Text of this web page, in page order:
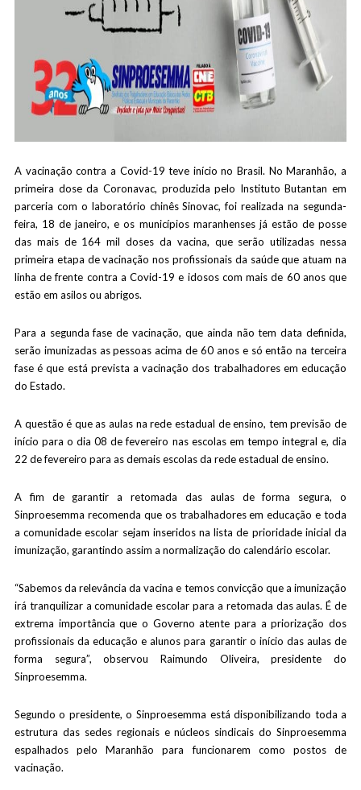
A vacinação contra a Covid-19 teve início no Brasil. No Maranhão, a
primeira dose da Coronavac, produzida pelo Instituto Butantan em
parceria com o laboratório chinês Sinovac, foi realizada na segunda-
feira, 18 de janeiro, e os municípios maranhenses já estão de posse
das mais de 164 mil doses da vacina, que serão utilizadas nessa
primeira etapa de vacinação nos profissionais da saúde que atuam na
linha de frente contra a Covid-19 e idosos com mais de 60 anos que
estão em asilos ou abrigos.
Para a segunda fase de vacinação, que ainda não tem data definida,
serão imunizadas as pessoas acima de 60 anos e só então na terceira
fase é que está prevista a vacinação dos trabalhadores em educação
do Estado.
A questão é que as aulas na rede estadual de ensino, tem previsão de
início para o dia 08 de fevereiro nas escolas em tempo integral e, dia
22 de fevereiro para as demais escolas da rede estadual de ensino.
A fim de garantir a retomada das aulas de forma segura, o
Sinproesemma recomenda que os trabalhadores em educação e toda
a comunidade escolar sejam inseridos na lista de prioridade inicial da
imunização, garantindo assim a normalização do calendário escolar.
“Sabemos da relevância da vacina e temos convicção que a imunização
irá tranquilizar a comunidade escolar para a retomada das aulas. É de
extrema importância que o Governo atente para a priorização dos
profissionais da educação e alunos para garantir o início das aulas de
forma segura”, observou Raimundo Oliveira, presidente do
Sinproesemma.
Segundo o presidente, o Sinproesemma está disponibilizando toda a
estrutura das sedes regionais e núcleos sindicais do Sinproesemma
espalhados pelo Maranhão para funcionarem como postos de
vacinação.